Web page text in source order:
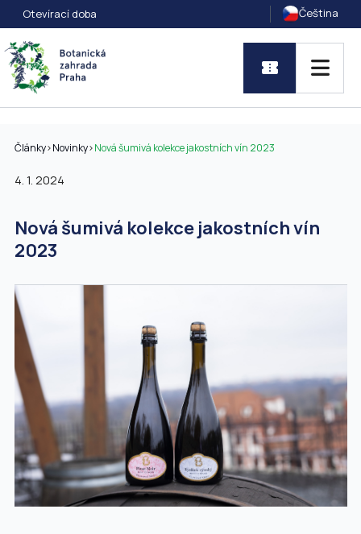
Otevírací doba Čeština
Články>Novinky>Nová šumivá kolekce jakostních vín 2023
4. 1. 2024
Nová šumivá kolekce jakostních vín
2023